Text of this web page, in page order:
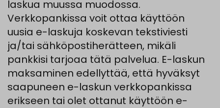
laskua muussa muodossa.
Verkkopankissa voit ottaa käyttöön
uusia e-laskuja koskevan tekstiviesti
ja/tai sähköpostiherätteen, mikäli
pankkisi tarjoaa tätä palvelua. E-laskun
maksaminen edellyttää, että hyväksyt
saapuneen e-laskun verkkopankissa
erikseen tai olet ottanut käyttöön e-